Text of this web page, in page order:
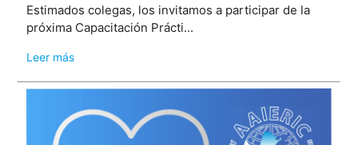
Estimados colegas, los invitamos a participar de la
próxima Capacitación Prácti...
Leer más